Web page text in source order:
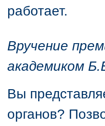
работает.
Вручение
академиком
Вы
органов?